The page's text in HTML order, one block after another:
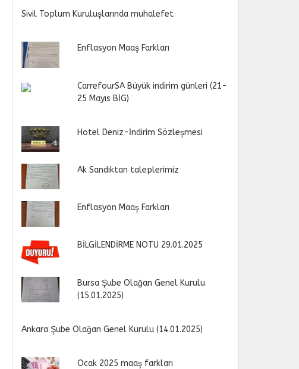
Sivil Toplum Kuruluşlarında muhalefet
Enflasyon Maaş Farkları
CarrefourSA Büyük indirim günleri (21-
25 Mayıs BİG)
Hotel Deniz-İndirim Sözleşmesi
Ak Sandıktan taleplerimiz
Enflasyon Maaş Farkları
BİLGİLENDİRME NOTU 29.01.2025
Bursa Şube Olağan Genel Kurulu
(15.01.2025)
Ankara Şube Olağan Genel Kurulu (14.01.2025)
Ocak 2025 maaş farkları